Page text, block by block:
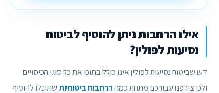
אילו הרחבות ניתן להוסיף לביטוח
נסיעות לפולין?
דעו שביטוח נסיעות לפולין אינו כולל בתוכו את כל סוגי הכיסויים
ולכן צירפנו עבורכם מתחת כמההרחבות ביטוחיותשתוכלו להוסיף